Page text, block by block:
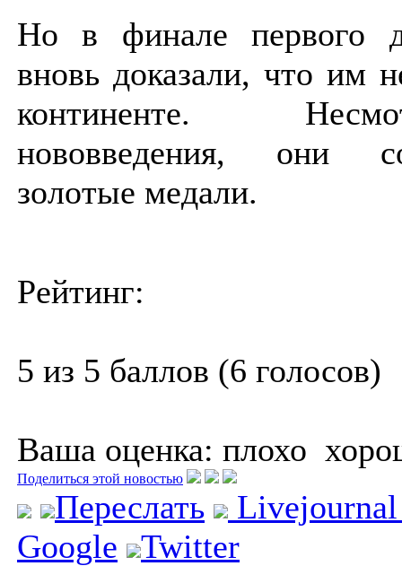
Но в финале первого
вновь доказали, что им
континенте.
нововведения, они
золотые медали.
Рейтинг:
5 из 5 баллов (6 голосов)
Ваша оценка: плохо
Поделиться этой новостью
Переслать
Google
Twitter